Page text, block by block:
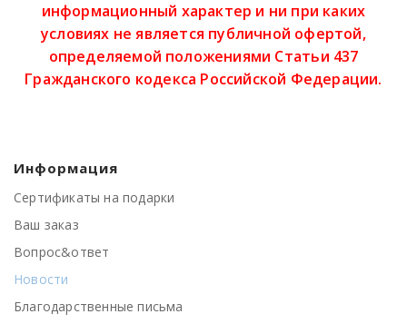
информационный характер и ни при каких
условиях не является публичной офертой,
определяемой положениями Статьи 437
Гражданского кодекса Российской Федерации.
Информация
Сертификаты на подарки
Ваш заказ
Вопрос&ответ
Новости
Благодарственные письма